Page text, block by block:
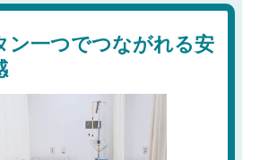
ン一つでつながれる安